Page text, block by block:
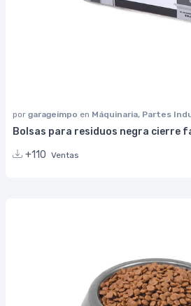
por garageimpo en Máquinaria, Partes
Bolsas para residuos negra cierre
+110 Ventas